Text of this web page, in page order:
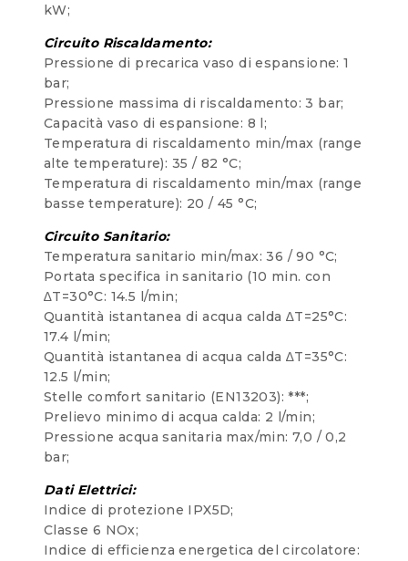
kW;
Circuito Riscaldamento:
Pressione di precarica vaso di espansione: 1
bar;
Pressione massima di riscaldamento: 3 bar;
Capacità vaso di espansione: 8 l;
Temperatura di riscaldamento min/max (range
alte temperature): 35 / 82 °C;
Temperatura di riscaldamento min/max (range
basse temperature): 20 / 45 °C;
Circuito Sanitario:
Temperatura sanitario min/max: 36 / 90 °C;
Portata specifica in sanitario (10 min. con
∆T=30°C: 14.5 l/min;
Quantità istantanea di acqua calda ∆T=25°C:
17.4 l/min;
Quantità istantanea di acqua calda ∆T=35°C:
12.5 l/min;
Stelle comfort sanitario (EN13203): ***;
Prelievo minimo di acqua calda: 2 l/min;
Pressione acqua sanitaria max/min: 7,0 / 0,2
bar;
Dati Elettrici:
Indice di protezione IPX5D;
Classe 6 NOx;
Indice di efficienza energetica del circolatore: